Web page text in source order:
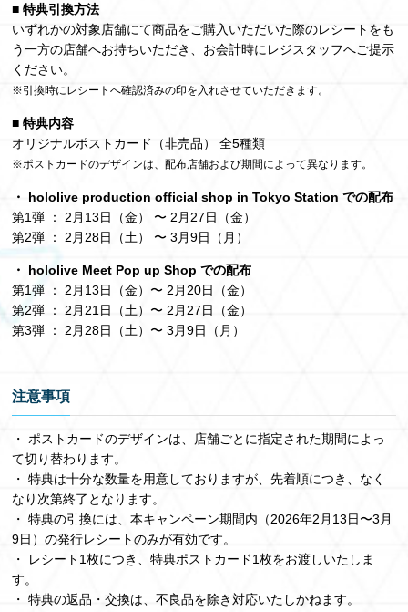
■ 特典引換方法
いずれかの対象店舗にて商品をご購入いただいた際のレシートをも
う一方の店舗へお持ちいただき、お会計時にレジスタッフへご提示
ください。
※引換時にレシートへ確認済みの印を入れさせていただきます。
■ 特典内容
オリジナルポストカード（非売品） 全5種類
※ポストカードのデザインは、配布店舗および期間によって異なります。
・ hololive production official shop in Tokyo Station での配布
第1弾 ： 2月13日（金） 〜 2月27日（金）
第2弾 ： 2月28日（土） 〜 3月9日（月）
・ hololive Meet Pop up Shop での配布
第1弾 ： 2月13日（金）〜 2月20日（金）
第2弾 ： 2月21日（土）〜 2月27日（金）
第3弾 ： 2月28日（土）〜 3月9日（月）
注意事項
・ ポストカードのデザインは、店舗ごとに指定された期間によっ
て切り替わります。
・ 特典は十分な数量を用意しておりますが、先着順につき、なく
なり次第終了となります。
・ 特典の引換には、本キャンペーン期間内（2026年2月13日〜3月
9日）の発行レシートのみが有効です。
・ レシート1枚につき、特典ポストカード1枚をお渡しいたしま
す。
・ 特典の返品・交換は、不良品を除き対応いたしかねます。